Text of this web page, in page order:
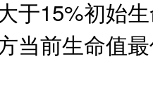
于15%初始
当前生命值